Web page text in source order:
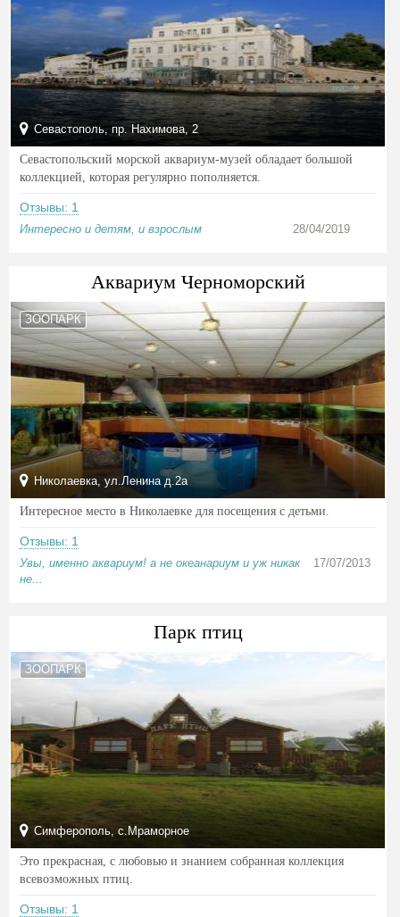
Севастополь, пр. Нахимова, 2
Севастопольский морской аквариум-музей обладает большой
коллекцией, которая регулярно пополняется.
Отзывы: 1
Интересно и детям, и взрослым 28/04/2019
Аквариум Черноморский
ЗООПАРК
Николаевка, ул.Ленина д.2а
Интересное место в Николаевке для посещения с детьми.
Отзывы: 1
Увы, именно аквариум! а не океанариум и уж никак
не...
17/07/2013
Парк птиц
ЗООПАРК
Симферополь, с.Мраморное
Это прекрасная, с любовью и знанием собранная коллекция
всевозможных птиц.
Отзывы: 1